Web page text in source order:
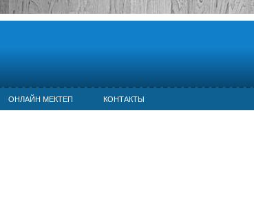
ОНЛАЙН МЕКТЕП КОНТАКТЫ